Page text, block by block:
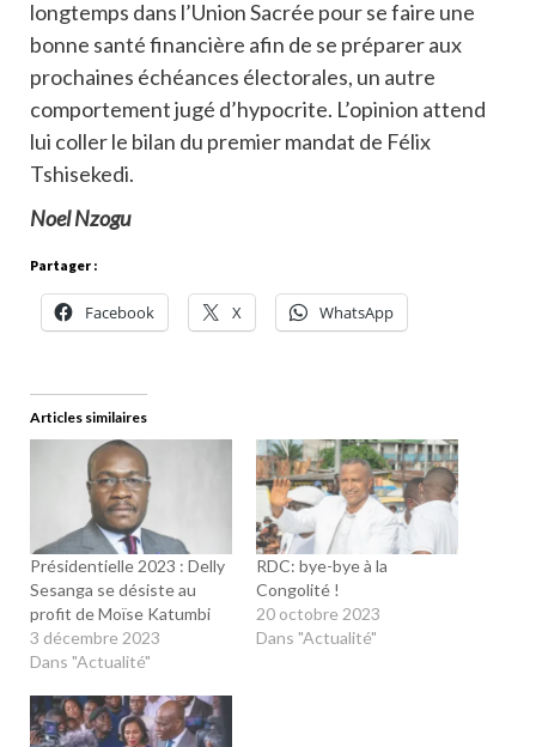
longtemps dans l’Union Sacrée pour se faire une
bonne santé financière afin de se préparer aux
prochaines échéances électorales, un autre
comportement jugé d’hypocrite. L’opinion attend
lui coller le bilan du premier mandat de Félix
Tshisekedi.
Noel Nzogu
Partager :
Facebook X WhatsApp
Articles similaires
Présidentielle 2023 : Delly
Sesanga se désiste au
profit de Moïse Katumbi
3 décembre 2023
Dans "Actualité"
RDC: bye-bye à la
Congolité !
20 octobre 2023
Dans "Actualité"